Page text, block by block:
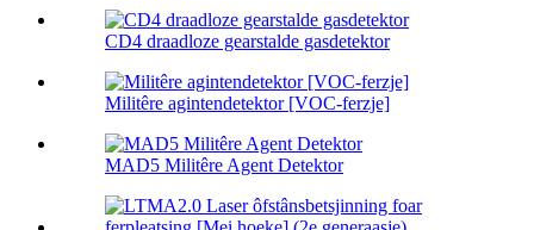
CD4 draadloze gearstalde gasdetektor
Militêre agintendetektor [VOC-ferzje]
MAD5 Militêre Agent Detektor